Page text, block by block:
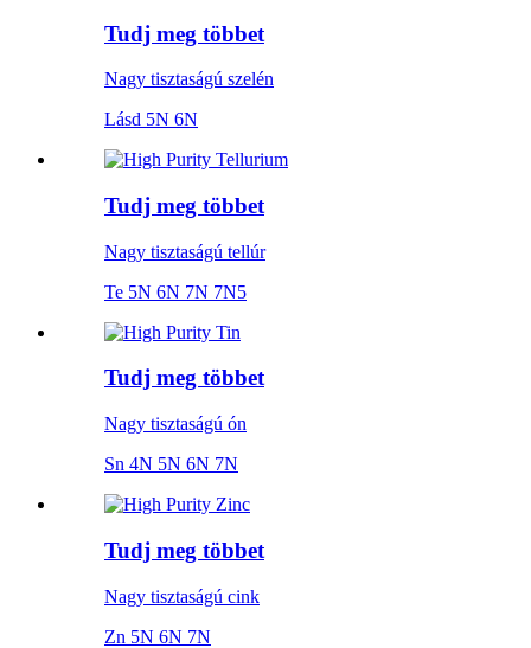
Tudj meg többet
Nagy tisztaságú szelén
Lásd 5N 6N
Tudj meg többet
Nagy tisztaságú tellúr
Te 5N 6N 7N 7N5
Tudj meg többet
Nagy tisztaságú ón
Sn 4N 5N 6N 7N
Tudj meg többet
Nagy tisztaságú cink
Zn 5N 6N 7N